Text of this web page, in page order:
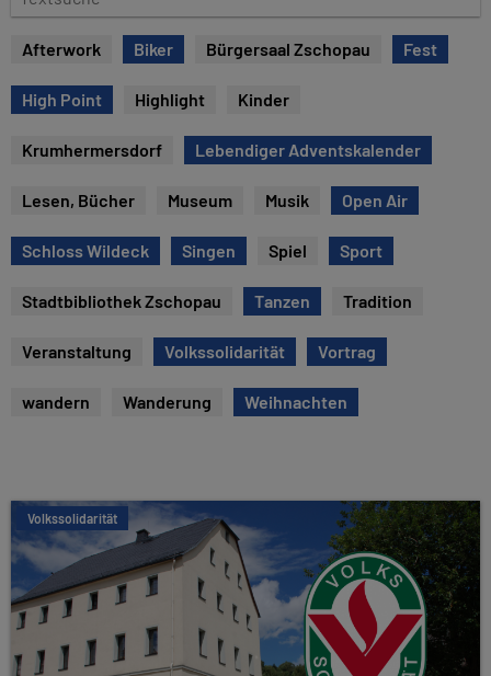
e
s
u
Afterwork Biker Bürgersaal Zschopau Fest
High Point Highlight Kinder
Krumhermersdorf Lebendiger Adventskalender
Lesen, Bücher Museum Musik Open Air
Schloss Wildeck Singen Spiel Sport
Stadtbibliothek Zschopau Tanzen Tradition
Veranstaltung Volkssolidarität Vortrag
wandern Wanderung Weihnachten
Volkssolidarität